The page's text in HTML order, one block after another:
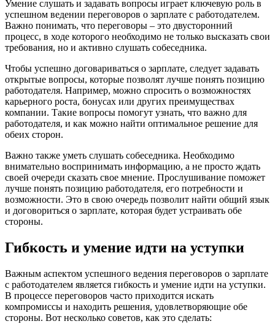
Умение слушать и задавать вопросы играет ключевую роль в
успешном ведении переговоров о зарплате с работодателем.
Важно понимать, что переговоры – это двусторонний
процесс, в ходе которого необходимо не только высказать свои
требования, но и активно слушать собеседника.
Чтобы успешно договариваться о зарплате, следует задавать
открытые вопросы, которые позволят лучше понять позицию
работодателя. Например, можно спросить о возможностях
карьерного роста, бонусах или других преимуществах
компании. Такие вопросы помогут узнать, что важно для
работодателя, и как можно найти оптимальное решение для
обеих сторон.
Важно также уметь слушать собеседника. Необходимо
внимательно воспринимать информацию, а не просто ждать
своей очереди сказать свое мнение. Прослушивание поможет
лучше понять позицию работодателя, его потребности и
возможности. Это в свою очередь позволит найти общий язык
и договориться о зарплате, которая будет устраивать обе
стороны.
Гибкость и умение идти на уступки
Важным аспектом успешного ведения переговоров о зарплате
с работодателем является гибкость и умение идти на уступки.
В процессе переговоров часто приходится искать
компромиссы и находить решения, удовлетворяющие обе
стороны. Вот несколько советов, как это сделать: